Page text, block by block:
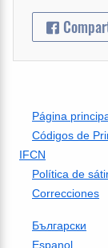
Página
Códigos de
IFCN
Política de
Correcciones
Български
Espanol